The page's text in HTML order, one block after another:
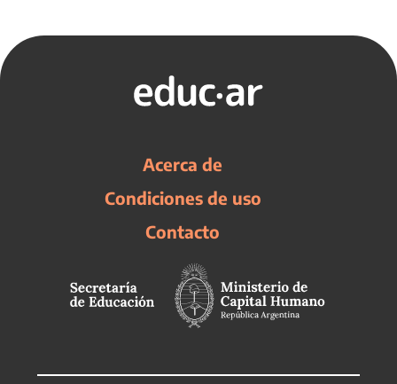
Acerca de
Condiciones de uso
Contacto